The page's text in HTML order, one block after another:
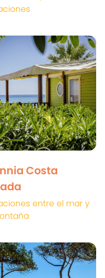
Costa
entre el mar y